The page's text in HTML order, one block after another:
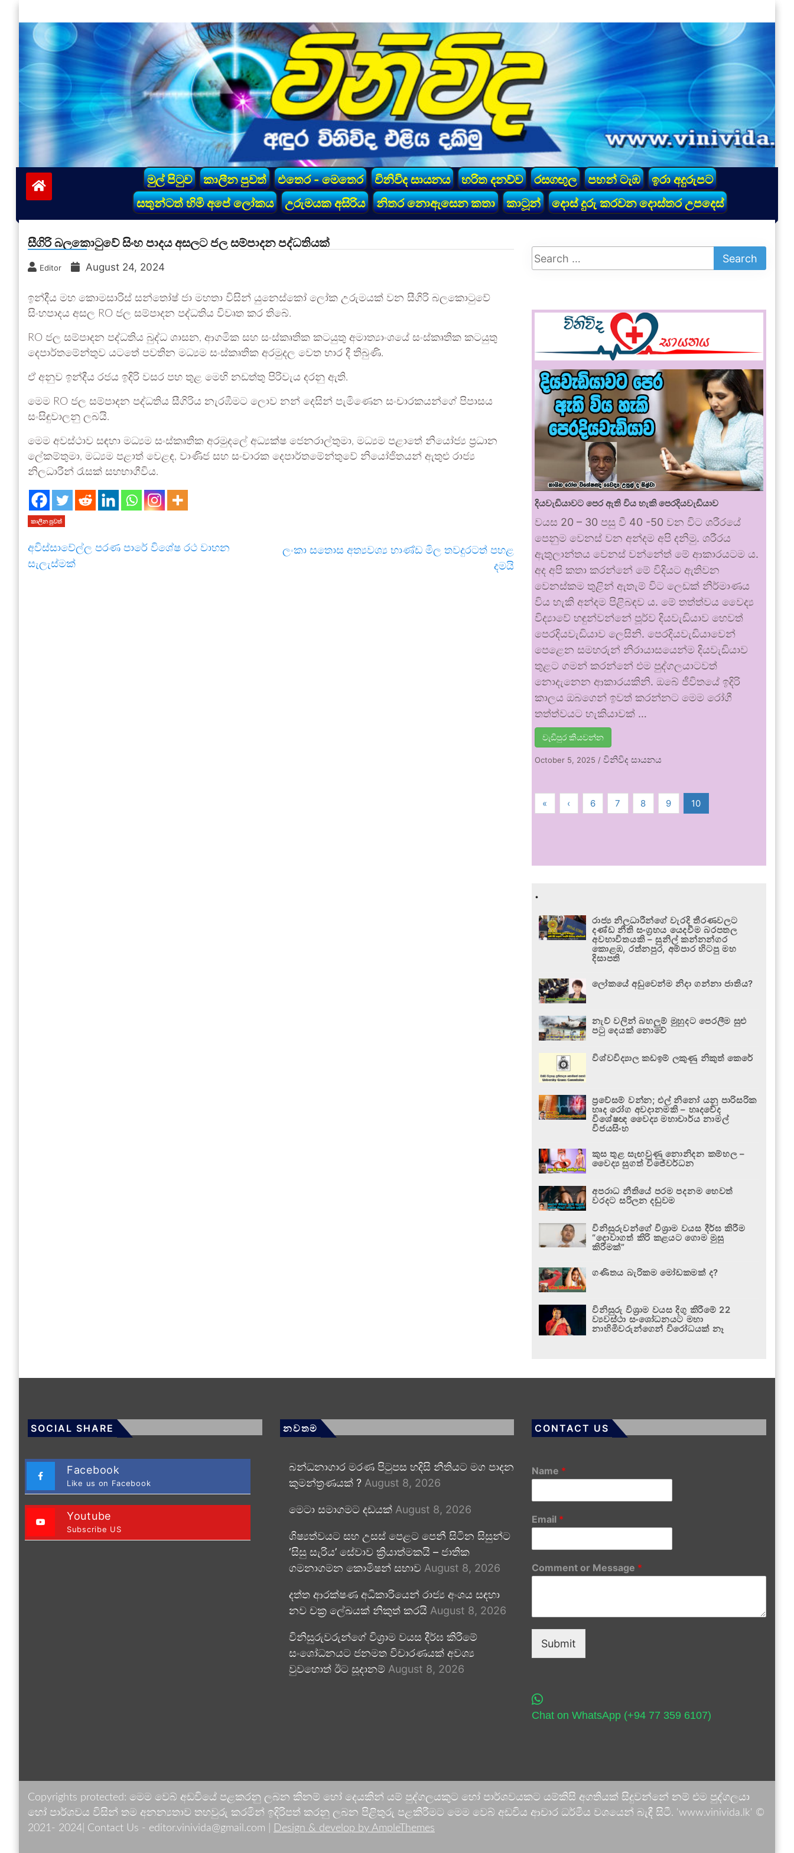
to
content
vinivida.lk
මුල් පිටුව කාලීන පුවත් එතෙර - මෙතෙර විනිවිද සායනය හරිත දනව්ව රසගඟුල පහන් ටැඹ
ඉරා අදුරුපට
සතුන්ටත් හිමි අපේ ලෝකය
උරුමයක අසිරිය නිතර නොඇසෙන කතා කාටූන් දොස් දුරු කරවන දොස්තර උපදෙස්
සීගිරි බලකොටුවේ සිංහ පාදය අසලට ජල සම්පාදන පද්ධතියක්
Editor August 24, 2024
ඉන්දීය මහ කොමසාරිස් සන්තෝෂ් ජා මහතා විසින් යුනෙස්කෝ ලෝක උරුමයක් වන සීගිරි බලකොටුවේ
සිංහපාදය අසල RO ජල සම්පාදන පද්ධතිය විවෘත කර තිබේ.
RO ජල සම්පාදන පද්ධතිය බුද්ධ ශාසන, ආගමික සහ සංස්කෘතික කටයුතු අමාත්‍යාංශයේ සංස්කෘතික කටයුතු
දෙපාර්තමේන්තුව යටතේ පවතින මධ්‍යම සංස්කෘතික අරමුදල වෙත භාර දී තිබුණි.
ඒ අනුව ඉන්දීය රජය ඉදිරි වසර පහ තුළ මෙහි නඩත්තු පිරිවැය දරනු ඇති.
මෙම RO ජල සම්පාදන පද්ධතිය සීගිරිය නැරඹීමට ලොව නන් දෙසින් පැමිණෙන සංචාරකයන්ගේ පිපාසය
සංසිඳුවාලනු ලබයි.
මෙම අවස්ථාව සඳහා මධ්‍යම සංස්කෘතික අරමුදලේ අධ්‍යක්ෂ ජෙනරාල්තුමා, මධ්‍යම පළාතේ නියෝජ්‍ය ප්‍රධාන
ලේකම්තුමා, මධ්‍යම පළාත් වෙළඳ, වාණිජ සහ සංචාරක දෙපාර්තමේන්තුවේ නියෝජිතයන් ඇතුළු රාජ්‍ය
නිලධාරීන් රැසක් සහභාගීවිය.
කාලීන පුවත්
අවිස්සාවේල්ල පරණ පාරේ විශේෂ රථ වාහන
සැලැස්මක්
ලංකා සතොස අත්‍ය­වශ්‍ය භාණ්ඩ මිල තව­දු­ර­ටත් පහළ
දමයි
දියවැඩියාවට පෙර ඇති විය හැකි පෙරදියවැඩියාව
වයස 20 – 30 පසු වී 40 -50 වන විට ශරීරයේ
පෙනුම වෙනස් වන අන්දම අපි දනිමු. ශරීරය
ඇතුලාන්තය වෙනස් වන්නේත් මේ ආකාරයටම ය.
අද අපි කතා කරන්නේ මේ විදියට ඇතිවන
වෙනස්කම තුළින් ඇතැම් විට ලෙඩක් නිර්මාණය
විය හැකි අන්දම පිළිබඳව ය. මේ තත්ත්වය වෛද්‍ය
විද්‍යාවේ හඳුන්වන්නේ පූර්ව දියවැඩියාව හෙවත්
පෙරදියවැඩියාව ලෙසිනි. පෙරදියවැඩියාවෙන්
පෙළෙන සමහරුන් නිරායාසයෙන්ම දියවැඩියාව
තුළට ගමන් කරන්නේ එම පුද්ගලයාටවත්
නොදැනෙන ආකාරයකිනි. ඔබේ ජීවිතයේ ඉදිරි
කාලය ඔබගෙන් ඉවත් කරන්නට මෙම රෝගී
තත්ත්වයට හැකියාවක් …
වැඩිපුර කියවන්න
October 5, 2025 /විනිවිද සායනය
« ‹ 6 7 8 9 10
.
රාජ්‍ය නිලධාරීන්ගේ වැරදි තීරණවලට
දණ්ඩ නීති සංග්‍රහය යෙදවීම බරපතල
අවභාවිතයකි – සුනිල් කන්නන්ගර
කොළඹ, රත්නපුර, අම්පාර හිටපු මහ
දිසාපති
ලෝකයේ අඩුවෙන්ම නිදා ගන්නා ජාතිය?
නැව් වලින් බහලුම් මුහුදට පෙරලීම සුළු
පටු දෙයක් නොවේ
විශ්වවිද්‍යාල කඩඉම් ලකුණු නිකුත් කෙරේ
ප්‍රවේසම් වන්න; එල් නිනෝ යනු පාරිසරික
හෘද රෝග අවදානමකි – හෘදවේද
විශේෂඥ වෛද්‍ය මහාචාර්ය නාමල්
විජයසිංහ
කුස තුළ සැඟවුණු නොනිදන කම්හල –
වෛද්‍ය සුගත් විජේවර්ධන
අපරාධ නීතියේ පරම පදනම හෙවත්
වරදට සරිලන දඬුවම
විනිසුරුවන්ගේ විශ්‍රාම වයස දීර්ඝ කිරීම
“දොවාගත් කිරි කළයට ගොම මුසු
කිරීමක්”
ගණිතය බැරිකම මෝඩකමක් ද?
විනිසුරු විශ්‍රාම වයස දිගු කිරීමේ 22
ව්‍යවස්ථා සංශෝධනයට මහා
නාහිමිවරුන්ගෙන් විරෝධයක් නෑ
SOCIAL SHARE
Facebook
Like us on Facebook
Youtube
Subscribe US
නවතම
බන්ධනාගාර මරණ පිටුපස හදිසි නීතියට මග පාදන
කුමන්ත්‍රණයක් ? August 8, 2026
මෙටා සමාගමට දඩයක් August 8, 2026
ශිෂ්‍යත්වයට සහ උසස් පෙළට පෙනී සිටින සිසුන්ට
‘සිසු සැරිය’ සේවාව ක්‍රියාත්මකයි – ජාතික
ගමනාගමන කොමිෂන් සභාව August 8, 2026
දත්ත ආරක්ෂණ අධිකාරියෙන් රාජ්‍ය අංශය සඳහා
නව චක්‍ර ලේඛයක් නිකුත් කරයි August 8, 2026
විනිසුරුවරුන්ගේ විශ්‍රාම වයස දීර්ඝ කිරීමේ
සංශෝධනයට ජනමත විචාරණයක් අවශ්‍ය
වුවහොත් ඊට සූදානම් August 8, 2026
CONTACT US
Name *
Email *
Comment or Message *
Submit
Chat on WhatsApp (+94 77 359 6107)
Copyrights protected: මෙම වෙබ් අඩවියේ පළකරනු ලබන කිනම් හෝ දෙයකින් යම් පුද්ගලයකුට හෝ පාර්ශවයකට යම්කිසි අගතියක් සිදුවන්නේ නම් එම පුද්ගලයා
හෝ පාර්ශවය විසින් තම අනන්‍යතාව තහවුරු කරමින් ඉදිරිපත් කරනු ලබන පිළිතුරු පළකිරීමට මෙම වෙබ් අඩවිය ආචාර ධර්මීය වශයෙන් බැඳී සිටී. 'www.vinivida.lk' ©
2021- 2024| Contact Us - editor.vinivida@gmail.com |
Design & develop by AmpleThemes